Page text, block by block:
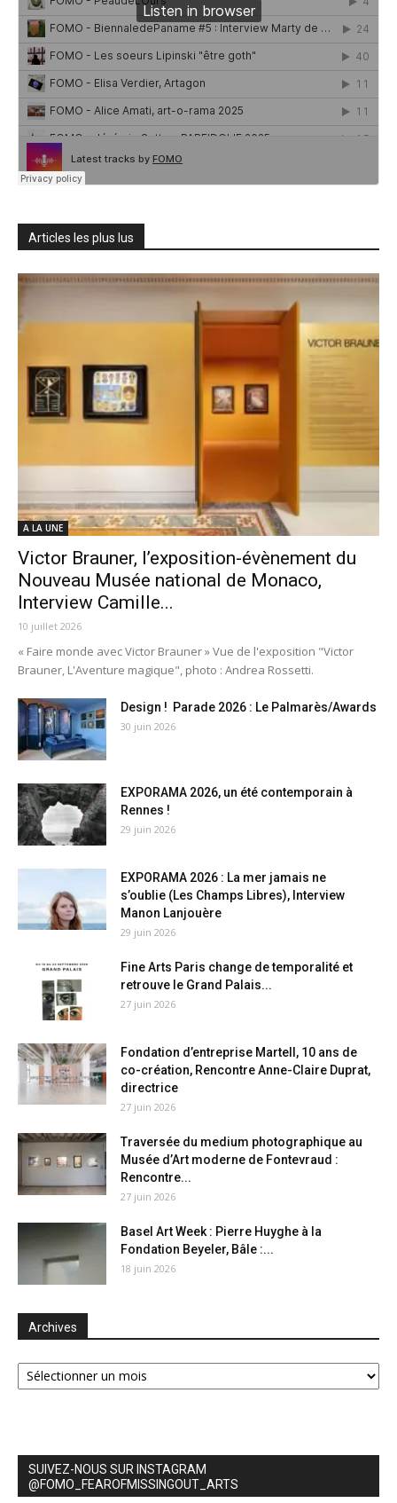
Articles les plus lus
A LA UNE
Victor Brauner, l’exposition-évènement du
Nouveau Musée national de Monaco,
Interview Camille...
10 juillet 2026
« Faire monde avec Victor Brauner » Vue de l'exposition "Victor
Brauner, L'Aventure magique", photo : Andrea Rossetti.
Design ! Parade 2026 : Le Palmarès/Awards
30 juin 2026
EXPORAMA 2026, un été contemporain à
Rennes !
29 juin 2026
EXPORAMA 2026 : La mer jamais ne
s’oublie (Les Champs Libres), Interview
Manon Lanjouère
29 juin 2026
Fine Arts Paris change de temporalité et
retrouve le Grand Palais...
27 juin 2026
Fondation d’entreprise Martell, 10 ans de
co-création, Rencontre Anne-Claire Duprat,
directrice
27 juin 2026
Traversée du medium photographique au
Musée d’Art moderne de Fontevraud :
Rencontre...
27 juin 2026
Basel Art Week : Pierre Huyghe à la
Fondation Beyeler, Bâle :...
18 juin 2026
Archives
Archives
SUIVEZ-NOUS SUR INSTAGRAM
@FOMO_FEAROFMISSINGOUT_ARTS